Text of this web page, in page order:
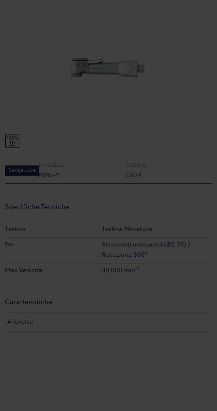
Senza Luce
MODELLO:
NML-Y
CODICE:
C874
Specifiche Tecniche
Testina Testina Miniature
Per
Strumenti meccanici (Ø2.35) /
Rotazione 360°
Max Velocità 30,000 min -1
Caratteristiche
A levetta